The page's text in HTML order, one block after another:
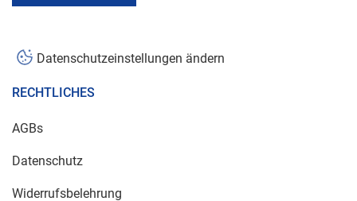
Datenschutzeinstellungen ändern
RECHTLICHES
AGBs
Datenschutz
Widerrufsbelehrung